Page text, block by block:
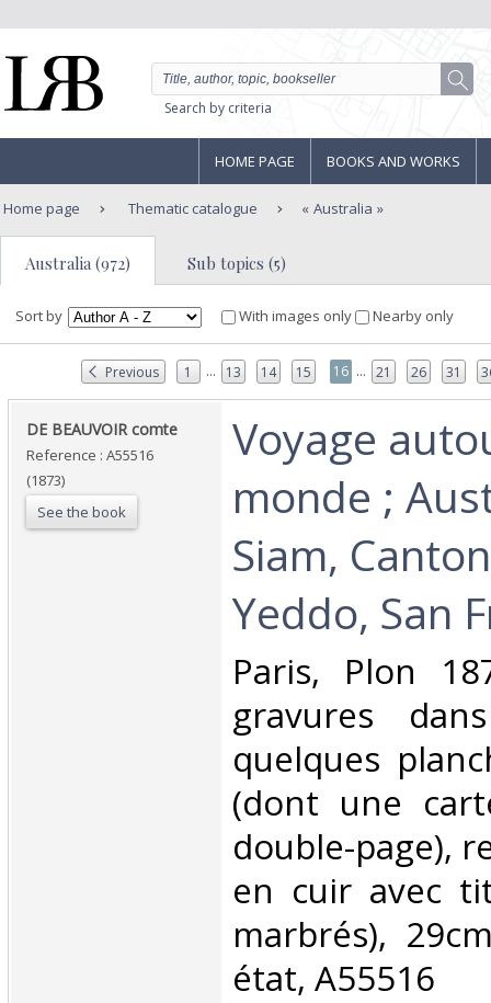
Search by criteria
HOME PAGE BOOKS AND WORKS
Home page Thematic catalogue Australia
Australia (972) Sub topics (5)
Sort by With images only Nearby only
Previous 1 ... 13 14 15 16 ... 21 26 31
‎DE BEAUVOIR comte‎
Reference : A55516
(1873)
See the book
‎Voyage
monde ;
Siam,
Yeddo, San
‎Paris, Plon
gravures
quelques
(dont une
double-page),
en cuir avec
marbrés),
état, A55516‎